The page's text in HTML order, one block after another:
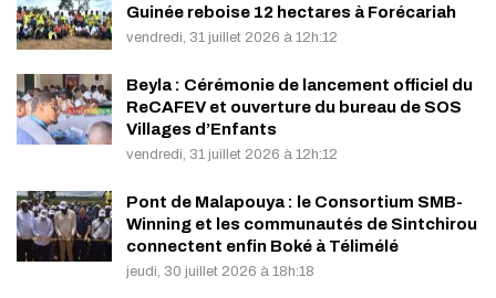
Guinée reboise 12 hectares à Forécariah
vendredi, 31 juillet 2026 à 12h:12
Beyla : Cérémonie de lancement officiel du
ReCAFEV et ouverture du bureau de SOS
Villages d’Enfants
vendredi, 31 juillet 2026 à 12h:12
Pont de Malapouya : le Consortium SMB-
Winning et les communautés de Sintchirou
connectent enfin Boké à Télimélé
jeudi, 30 juillet 2026 à 18h:18